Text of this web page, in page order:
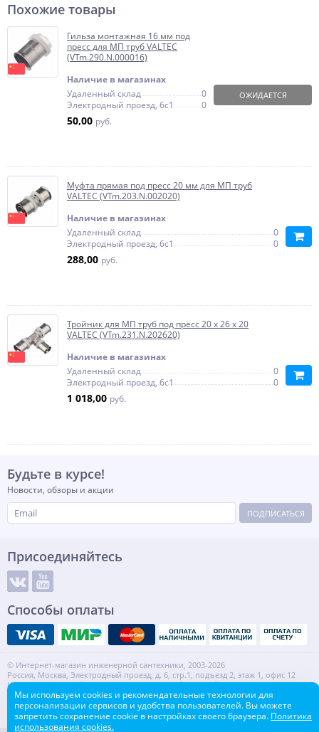
Похожие товары
Гильза монтажная 16 мм под
пресс для МП труб VALTEC
(VTm.290.N.000016)
Наличие в магазинах
Удаленный склад
0
Электродный проезд, 6с1
0
50,00 руб.
ОЖИДАЕТСЯ
Муфта прямая под пресс 20 мм для МП труб
VALTEC (VTm.203.N.002020)
Наличие в магазинах
Удаленный склад
0
Электродный проезд, 6с1
0
288,00 руб.
Тройник для МП труб под пресс 20 х 26 х 20
VALTEC (VTm.231.N.202620)
Наличие в магазинах
Удаленный склад
0
Электродный проезд, 6с1
0
1 018,00 руб.
Будьте в курсе!
Новости, обзоры и акции
ПОДПИСАТЬСЯ
Присоединяйтесь
Способы оплаты
© Интернет-магазин инженерной сантехники, 2003-2026
Россия, Москва, Электродный проезд, д. 6, стр.1, подъезд 2, этаж 1, офис 12
Информация на сайте не является публичной офертой.
ИНН: 7720553918 КПП: 772001001
Контакты Карта сайта
Мы используем cookies и рекомендательные технологии для
персонализации сервисов и удобства пользователей. Вы можете
запретить сохранение cookie в настройках своего браузера. Политика
использования cookies.